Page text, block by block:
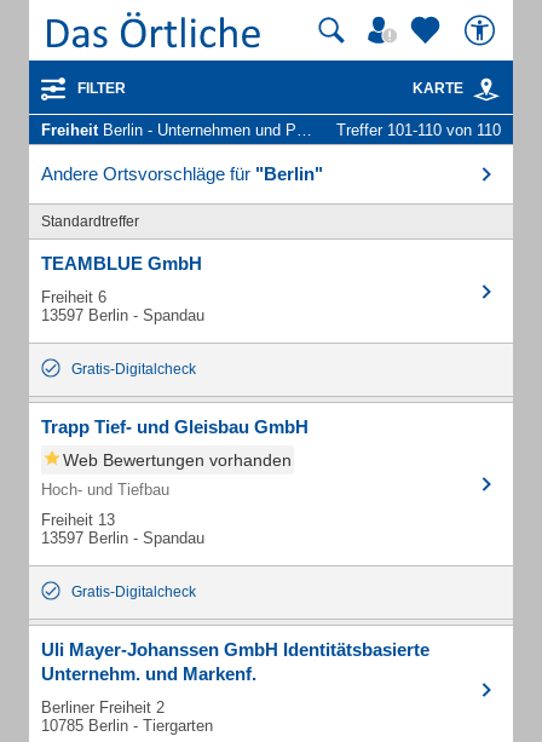
FILTER KARTE
FreiheitBerlin - Unternehmen und Personen Treffer 101-110 von 110
Andere Ortsvorschläge für "Berlin"
Standardtreffer
TEAMBLUE GmbH
Freiheit 6
13597 Berlin - Spandau
Gratis-Digitalcheck
Trapp Tief- und Gleisbau GmbH
Web Bewertungen vorhanden
Hoch- und Tiefbau
Freiheit 13
13597 Berlin - Spandau
Gratis-Digitalcheck
Uli Mayer-Johanssen GmbH Identitätsbasierte
Unternehm. und Markenf.
Berliner Freiheit 2
10785 Berlin - Tiergarten